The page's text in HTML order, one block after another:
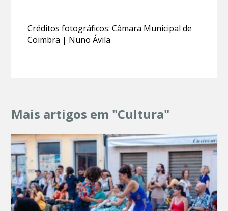
Créditos fotográficos: Câmara Municipal de
Coimbra | Nuno Ávila
Mais artigos em "Cultura"